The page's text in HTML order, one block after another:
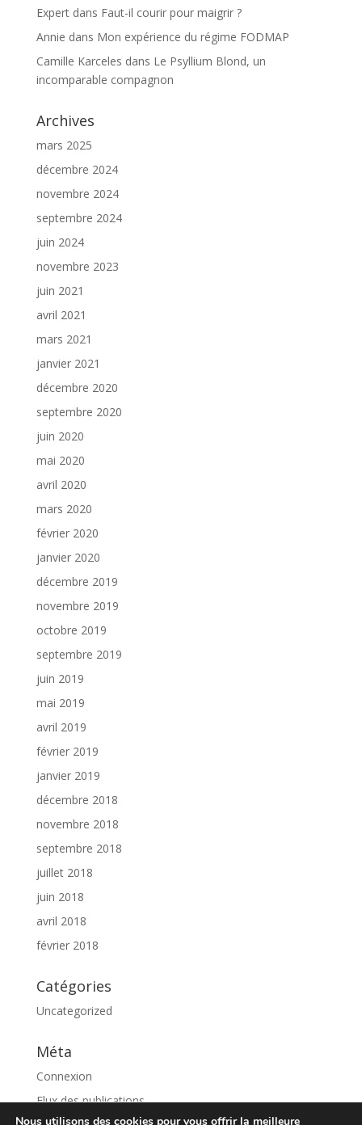
Expertdans Faut-il courir pour maigrir ?
Annie dans Mon expérience du régime FODMAP
Camille Karceles dans Le Psyllium Blond, un
incomparable compagnon
Archives
mars 2025
décembre 2024
novembre 2024
septembre 2024
juin 2024
novembre 2023
juin 2021
avril 2021
mars 2021
janvier 2021
décembre 2020
septembre 2020
juin 2020
mai 2020
avril 2020
mars 2020
février 2020
janvier 2020
décembre 2019
novembre 2019
octobre 2019
septembre 2019
juin 2019
mai 2019
avril 2019
février 2019
janvier 2019
décembre 2018
novembre 2018
septembre 2018
juillet 2018
juin 2018
avril 2018
février 2018
Catégories
Uncategorized
Méta
Connexion
Flux des publications
Nous utilisons des cookies pour vous offrir la meilleure